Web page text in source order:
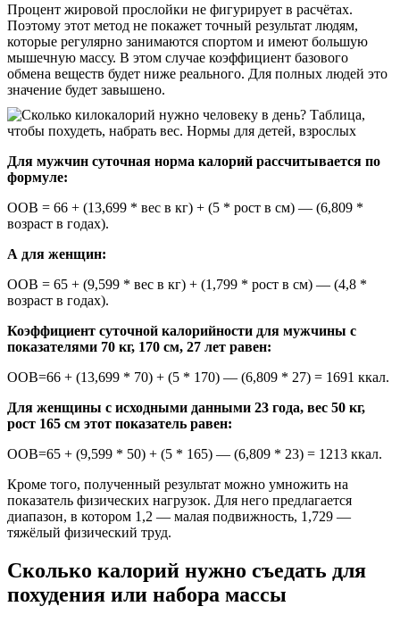
Процент жировой прослойки не фигурирует в расчётах.
Поэтому этот метод не покажет точный результат людям,
которые регулярно занимаются спортом и имеют большую
мышечную массу. В этом случае коэффициент базового
обмена веществ будет ниже реального. Для полных людей это
значение будет завышено.
Для мужчин суточная норма калорий рассчитывается по
формуле:
ООВ = 66 + (13,699 * вес в кг) + (5 * рост в см) — (6,809 *
возраст в годах).
А для женщин:
ООВ = 65 + (9,599 * вес в кг) + (1,799 * рост в см) — (4,8 *
возраст в годах).
Коэффициент суточной калорийности для мужчины с
показателями 70 кг, 170 см, 27 лет равен:
ООВ=66 + (13,699 * 70) + (5 * 170) — (6,809 * 27) = 1691 ккал.
Для женщины с исходными данными 23 года, вес 50 кг,
рост 165 см этот показатель равен:
ООВ=65 + (9,599 * 50) + (5 * 165) — (6,809 * 23) = 1213 ккал.
Кроме того, полученный результат можно умножить на
показатель физических нагрузок. Для него предлагается
диапазон, в котором 1,2 — малая подвижность, 1,729 —
тяжёлый физический труд.
Сколько калорий нужно съедать для
похудения или набора массы